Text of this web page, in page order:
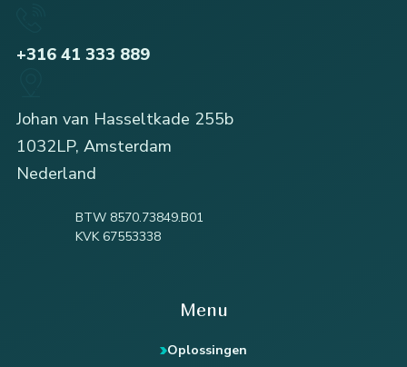
+316 41 333 889
Johan van Hasseltkade 255b
1032LP, Amsterdam
Nederland
BTW 8570.73849.B01
KVK 67553338
Menu
Oplossingen